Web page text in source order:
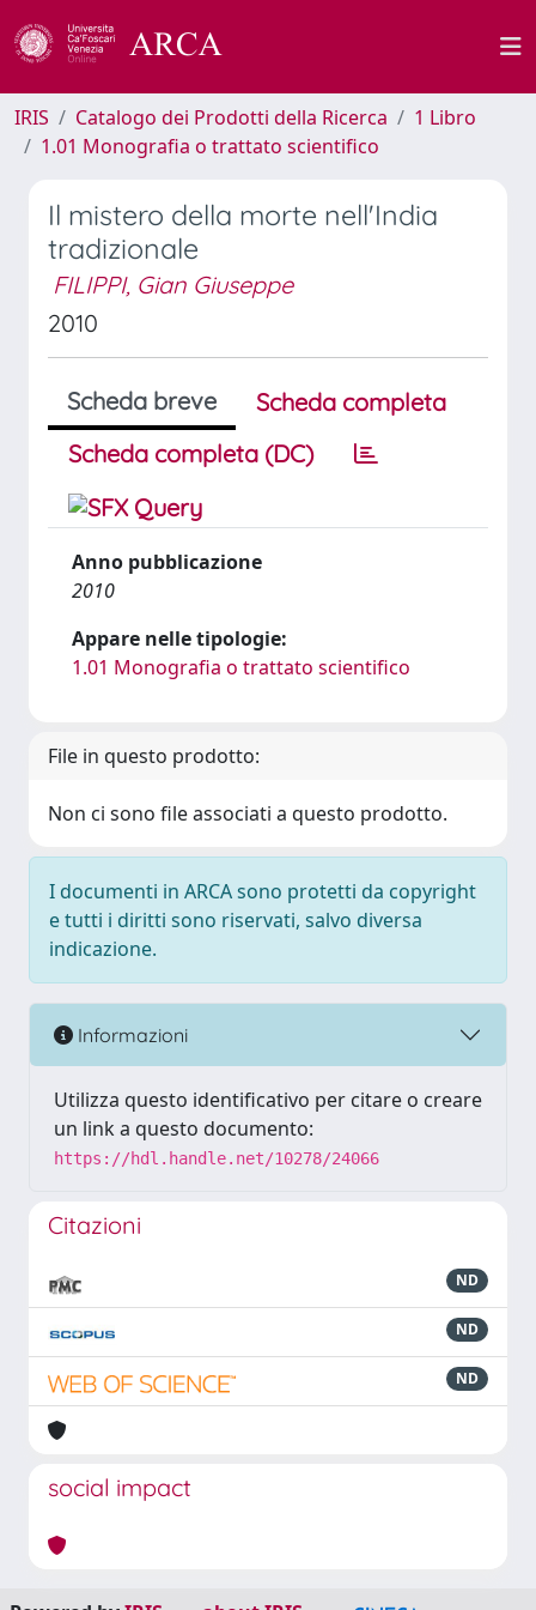
IRIS Catalogo dei Prodotti della Ricerca
1 Libro
1.01 Monografia o trattato scientifico
Il mistero della morte nell'India
tradizionale
FILIPPI, Gian Giuseppe
2010
Scheda breve
Scheda completa
Scheda completa (DC)
Anno pubblicazione
2010
Appare nelle tipologie:
1.01 Monografia o trattato scientifico
File in questo prodotto:
Non ci sono file associati a questo prodotto.
I documenti in ARCA sono protetti da copyright
e tutti i diritti sono riservati, salvo diversa
indicazione.
Informazioni
Utilizza questo identificativo per citare o creare
un link a questo documento:
https://hdl.handle.net/10278/24066
Citazioni
ND
ND
ND
social impact